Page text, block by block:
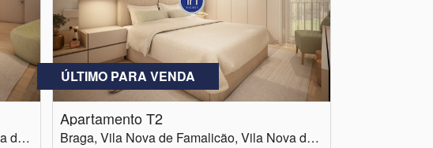
Braga, Vila Nova de Famalicão, Vila Nova de Famalicão e Calendário
ÚLTIMO PARA VENDA
Apartamento T2
Braga, Vila Nova de Famalicão, Vila Nova de Famalicão e Calendário